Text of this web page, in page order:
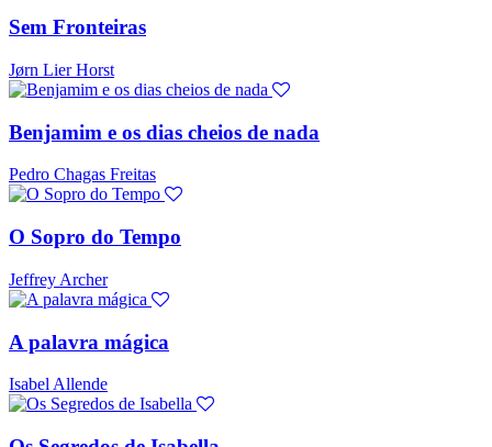
Sem Fronteiras
Jørn Lier Horst
Benjamim e os dias cheios de nada
Pedro Chagas Freitas
O Sopro do Tempo
Jeffrey Archer
A palavra mágica
Isabel Allende